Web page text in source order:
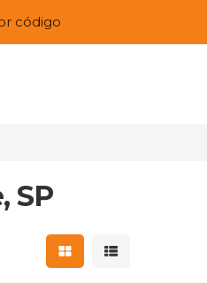
SP
Mostrar resultados
Mostrar